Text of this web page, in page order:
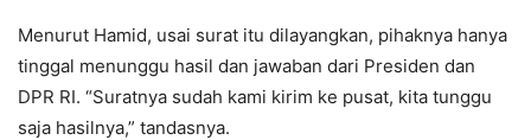
Menurut Hamid, usai surat itu dilayangkan, pihaknya hanya
tinggal menunggu hasil dan jawaban dari Presiden dan
DPR RI. “Suratnya sudah kami kirim ke pusat, kita tunggu
saja hasilnya,” tandasnya.